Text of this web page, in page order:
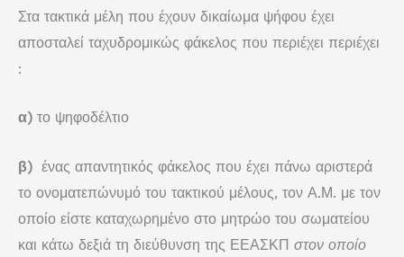
Στα τακτικά μέλη που έχουν δικαίωμα ψήφου έχει
αποσταλεί ταχυδρομικώς φάκελος που περιέχει περιέχει
:
α) το ψηφοδέλτιο
β) ένας απαντητικός φάκελος που έχει πάνω αριστερά
το ονοματεπώνυμό του τακτικού μέλους, τον Α.Μ. με τον
οποίο είστε καταχωρημένο στο μητρώο του σωματείου
και κάτω δεξιά τη διεύθυνση της ΕΕΑΣΚΠ στον οποίο